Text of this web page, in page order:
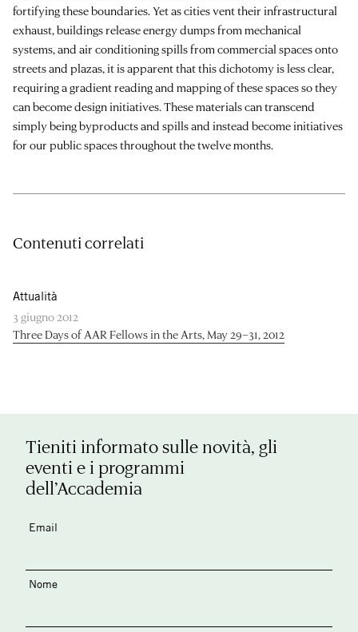
fortifying these boundaries. Yet as cities vent their infrastructural
exhaust, buildings release energy dumps from mechanical
systems, and air conditioning spills from commercial spaces onto
streets and plazas, it is apparent that this dichotomy is less clear,
requiring a gradient reading and mapping of these spaces so they
can become design initiatives. These materials can transcend
simply being byproducts and spills and instead become initiatives
for our public spaces throughout the twelve months.
Contenuti correlati
Attualità
3 giugno 2012
Three Days of AAR Fellows in the Arts, May 29–31, 2012
Tieniti informato sulle novità, gli
eventi e i programmi
dell’Accademia
Email
Nome